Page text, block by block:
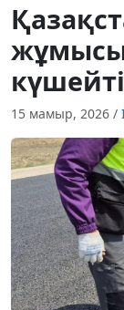
15 мамыр, 2026 /